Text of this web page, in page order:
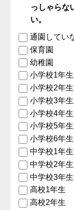
っしゃらな
い。
通園してい
保育園
幼稚園
小学校1年生
小学校2年生
小学校3年生
小学校4年生
小学校5年生
小学校6年生
中学校1年生
中学校2年生
中学校3年生
高校1年生
高校2年生